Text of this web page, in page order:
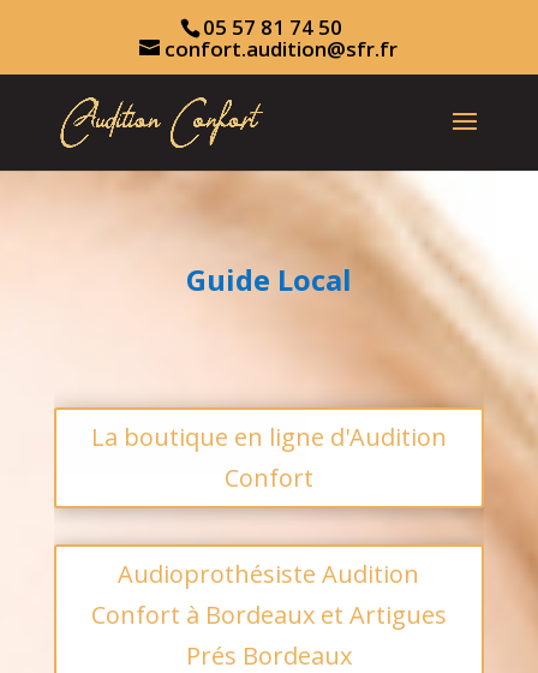
05 57 81 74 50
confort.audition@sfr.fr
Guide Local
La boutique en ligne d'Audition
Confort
Audioprothésiste Audition
Confort à Bordeaux et Artigues
Prés Bordeaux